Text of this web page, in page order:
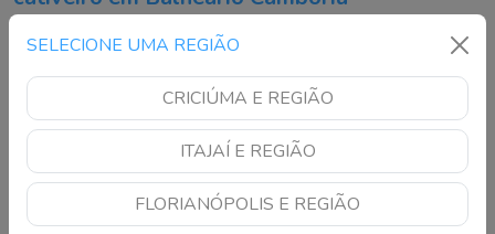
SELECIONE UMA REGIÃO
CRICIÚMA E REGIÃO
ITAJAÍ E REGIÃO
FLORIANÓPOLIS E REGIÃO
Animais estavam sem autorização ambiental e foram